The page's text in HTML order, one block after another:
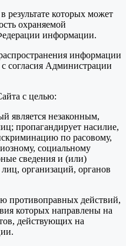
результате которых может
охраняемой
информации.
информации
с согласия Администрации
с целью:
является незаконным,
пропагандирует насилие,
по расовому,
социальному
сведения и (или)
организаций, органов
противоправных действий,
которых направлены на
действующих на